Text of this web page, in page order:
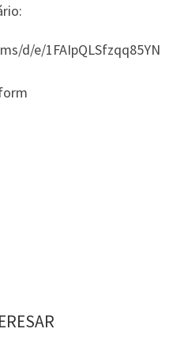
d/e/1FAIpQLSfzqq85YN